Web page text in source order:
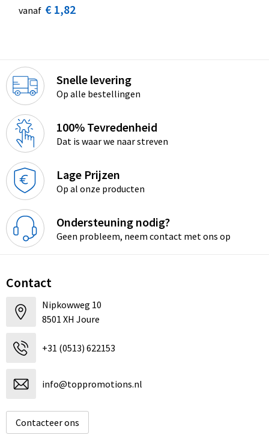
vanaf € 1,82
Snelle levering
Op alle bestellingen
100% Tevredenheid
Dat is waar we naar streven
Lage Prijzen
Op al onze producten
Ondersteuning nodig?
Geen probleem, neem contact met ons op
Contact
Nipkowweg 10
8501 XH Joure
+31 (0513) 622153
info@toppromotions.nl
Contacteer ons